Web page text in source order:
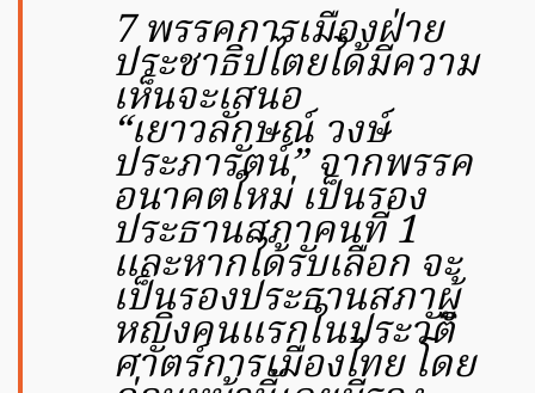
7 พรรคการเมืองฝ่าย
ประชาธิปไตยได้มีความ
เห็นจะเสนอ
“เยาวลักษณ์ วงษ์
ประภารัตน์” จากพรรค
อนาคตใหม่ เป็นรอง
ประธานสภาคนที่ 1
และหากได้รับเลือก จะ
เป็นรองประธานสภาผู้
หญิงคนแรกในประวัติ
ศาตร์การเมืองไทย โดย